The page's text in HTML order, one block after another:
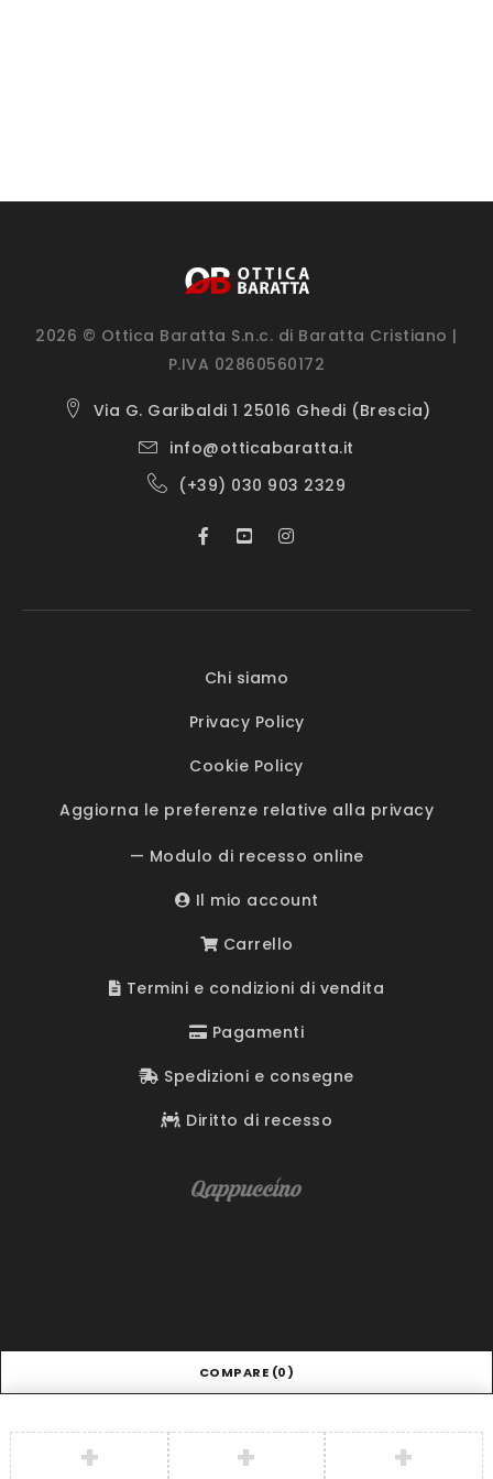
2026 © Ottica Baratta S.n.c. di Baratta Cristiano |
P.IVA 02860560172
Via G. Garibaldi 1 25016 Ghedi (Brescia)
info@otticabaratta.it
(+39) 030 903 2329
Chi siamo
Privacy Policy
Cookie Policy
Aggiorna le preferenze relative alla privacy
— Modulo di recesso online
Il mio account
Carrello
Termini e condizioni di vendita
Pagamenti
Spedizioni e consegne
Diritto di recesso
COMPARE (0)